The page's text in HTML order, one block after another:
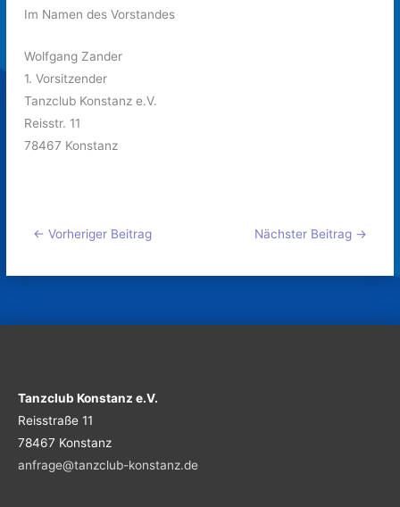
Im Namen des Vorstandes
Wolfgang Zander
1. Vorsitzender
Tanzclub Konstanz e.V.
Reisstr. 11
78467 Konstanz
← Vorheriger Beitrag Nächster Beitrag →
Tanzclub Konstanz e.V.
Reisstraße 11
78467 Konstanz
anfrage@tanzclub-konstanz.de